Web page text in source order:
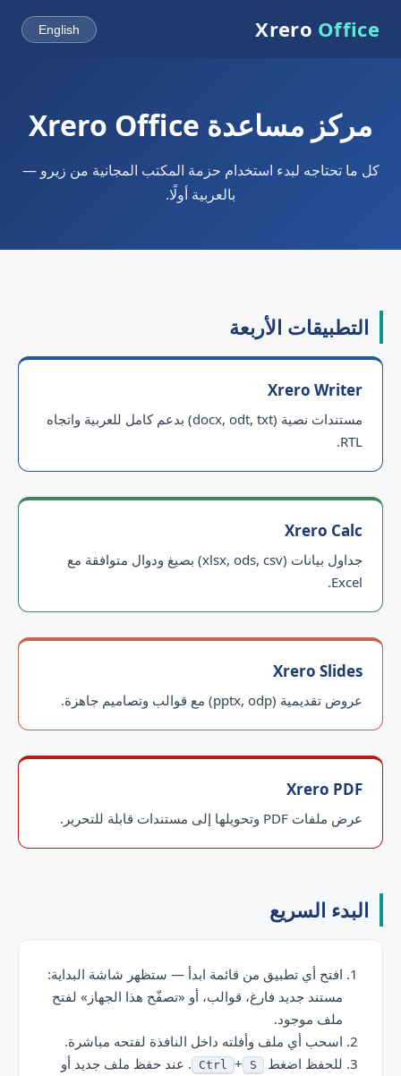
Xrero Office
English
مركز مساعدة Xrero Office
كل ما تحتاجه لبدء استخدام حزمة المكتب المجانية من زيرو —
بالعربية أولًا.
التطبيقات الأربعة
Xrero Writer
مستندات نصية (docx, odt, txt) بدعم كامل للعربية واتجاه
RTL.
Xrero Calc
جداول بيانات (xlsx, ods, csv) بصيغ ودوال متوافقة مع
Excel.
Xrero Slides
عروض تقديمية (pptx, odp) مع قوالب وتصاميم جاهزة.
Xrero PDF
عرض ملفات PDF وتحويلها إلى مستندات قابلة للتحرير.
البدء السريع
افتح أي تطبيق من قائمة ابدأ — ستظهر شاشة البداية:
مستند جديد فارغ، قوالب، أو «تصفّح هذا الجهاز» لفتح
ملف موجود.
اسحب أي ملف وأفلته داخل النافذة لفتحه مباشرة.
للحفظ اضغط
Ctrl + S
. عند حفظ ملف جديد أو